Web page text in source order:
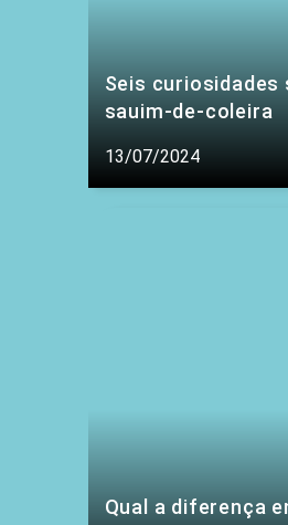
Seis curiosidades
sauim-de-coleira
13/07/2024
Qual a diferença